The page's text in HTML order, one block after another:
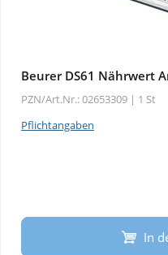
Beurer DS61 Nährwert
PZN/Art.Nr.: 02653309 | 1 St
Pflichtangaben
In